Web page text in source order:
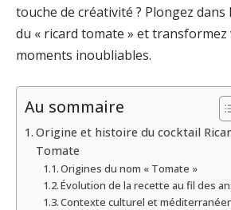
touche de créativité ? Plongez dans
du « ricard tomate » et
moments inoubliables.
Au sommaire
Origine et histoire du cocktail
Tomate
Origines du nom « Tomate »
Évolution de la recette au fil des
Contexte culturel et